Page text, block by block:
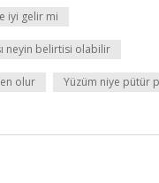
iyi gelir mi
neyin belirtisi olabilir
olur Yüzüm niye pütür